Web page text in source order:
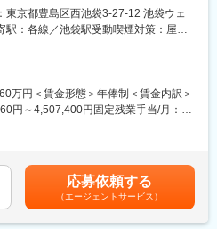
日
年度）
2024年度）
医療機器サポートサービス」「マルチ
ービス」「ヘルスケアサポートサービ
おいて、 常にお客様のニーズにお応
ター（DI職）とは？＞
わせ担当として、主に医療従事者（薬
い合わせに対応します。医薬品の添付
がら、医薬品使用における最新情報
回答内容をシステムへインプット
東京都豊島区西池袋3-27-12 池袋ウェ
駅：各線／池袋駅受動喫煙対策：屋内
の定める事業所
万円＜賃金形態＞年俸制＜賃金内訳＞
円～4,507,400円固定残業手当/月：
の評価制度による）■※年俸以外に決算
はあくまでも目安の金額であり、選考
あります。月給(月額)は固定手当を含め
応募依頼する
（エージェントサービス）